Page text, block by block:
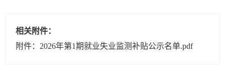
相关附件：
附件：2026年第1期就业失业监测补贴公示名单.pdf